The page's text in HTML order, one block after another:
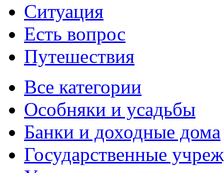
Ситуация
Есть вопрос
Путешествия
Все категории
Особняки и усадьбы
Банки и доходные дома
Государственные